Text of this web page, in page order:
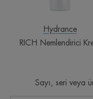
Hydrance
RICH Nemlendirici
Sayı, seri veya